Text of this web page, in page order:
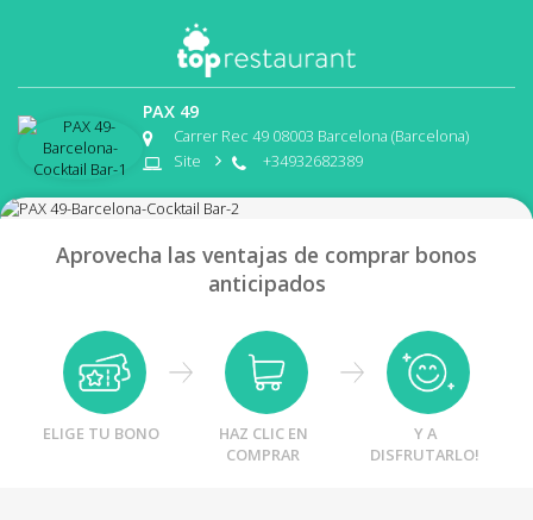
PAX 49
Carrer Rec 49 08003 Barcelona (Barcelona)
Site
+34932682389
Aprovecha las ventajas de comprar bonos
anticipados
ELIGE TU BONO
HAZ CLIC EN
COMPRAR
Y A
DISFRUTARLO!